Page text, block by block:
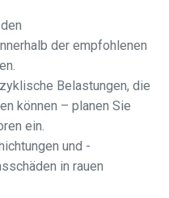
der empfohlenen
Belastungen, die
können – planen Sie
ein.
und -
in rauen